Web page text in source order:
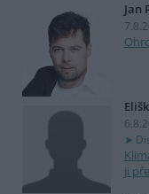
Jan
ji